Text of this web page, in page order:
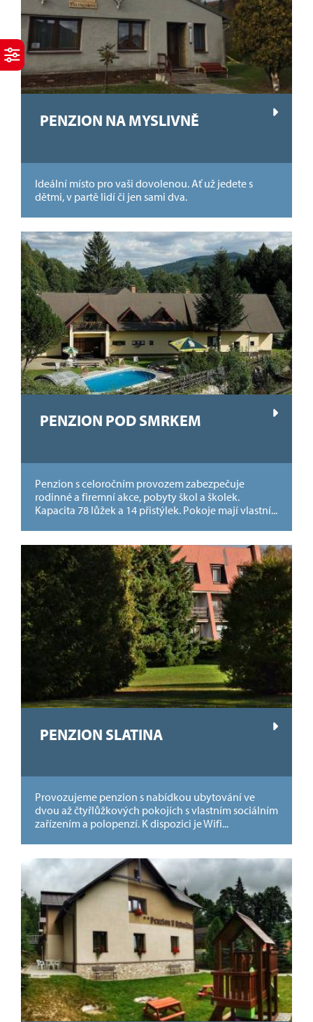
PENZION NA MYSLIVNĚ
Ideální místo pro vaši dovolenou. Ať už jedete s
dětmi, v partě lidí či jen sami dva.
PENZION POD SMRKEM
Penzion s celoročním provozem zabezpečuje
rodinné a firemní akce, pobyty škol a školek.
Kapacita 78 lůžek a 14 přistýlek. Pokoje mají vlastní...
PENZION SLATINA
Provozujeme penzion s nabídkou ubytování ve
dvou až čtyřlůžkových pokojích s vlastním sociálním
zařízením a polopenzí. K dispozici je Wifi...